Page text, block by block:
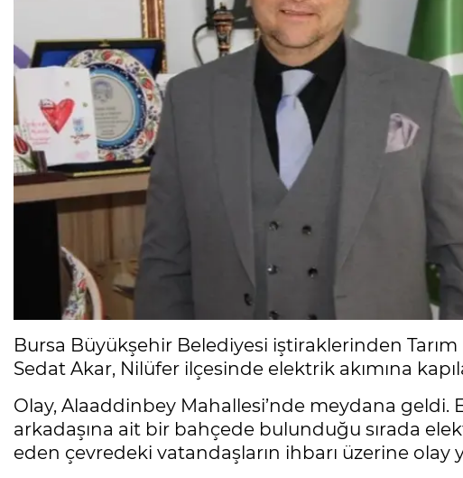
Bursa Büyükşehir Belediyesi iştiraklerinden Tarım
Sedat Akar, Nilüfer ilçesinde elektrik akımına
Olay, Alaaddinbey Mahallesi’nde meydana geldi.
arkadaşına ait bir bahçede bulunduğu sırada
eden çevredeki vatandaşların ihbarı üzerine olay